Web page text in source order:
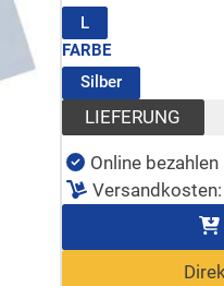
L
FARBE
Silber(ausgewählt)
LIEFERUNG
Online
Versandkosten: